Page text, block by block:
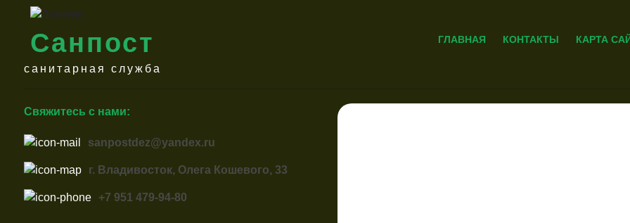
Санпост
санитарная служба
ГЛАВНАЯ КОНТАКТЫ КАРТА
Свяжитесь с нами:
sanpostdez@yandex.ru
г. Владивосток, Олега Кошевого, 33
+7 951 479-94-80